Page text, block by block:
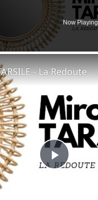
Now Playing
Play
- La Redoute